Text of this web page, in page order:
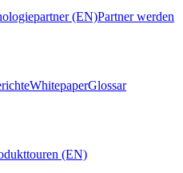
(EN)Partner werden
WhitepaperGlossar
(EN)